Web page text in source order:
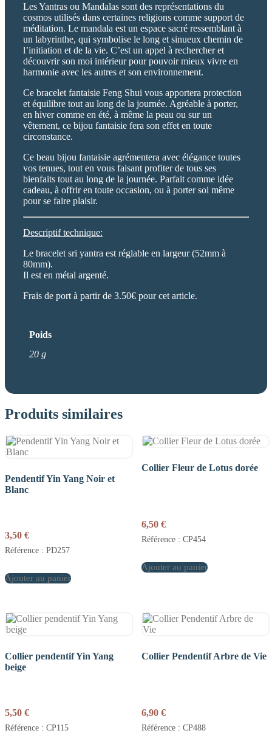
Les Yantras ou Mandalas sont des représentations du
cosmos utilisés dans certaines religions comme support de
méditation. Le mandala est un espace sacré ressemblant à
un labyrinthe, qui symbolise le long et sinueux chemin de
l’initiation et de la vie. C’est un appel à rechercher et
découvrir son moi intérieur pour pouvoir mieux vivre en
harmonie avec les autres et son environnement.
Ce bracelet fantaisie Feng Shui vous apportera protection
et équilibre tout au long de la journée. Agréable à porter,
en hiver comme en été, à même la peau ou sur un
vêtement, ce bijou fantaisie fera son effet en toute
circonstance.
Ce beau bijou fantaisie agrémentera avec élégance toutes
vos tenues, tout en vous faisant profiter de tous ses
bienfaits tout au long de la journée. Parfait comme idée
cadeau, à offrir en toute occasion, ou à porter soi même
pour se faire plaisir.
Descriptif technique:
Le bracelet sri yantra est réglable en largeur (52mm à
80mm).
Il est en métal argenté.
Frais de port à partir de 3.50€ pour cet article.
Poids
20 g
Produits similaires
Pendentif Yin Yang Noir et
Blanc
3,50 €
Référence : PD257
Ajouter au panier
Collier Fleur de Lotus dorée
6,50 €
Référence : CP454
Ajouter au panier
Collier pendentif Yin Yang
beige
5,50 €
Référence : CP115
Collier Pendentif Arbre de Vie
6,90 €
Référence : CP488